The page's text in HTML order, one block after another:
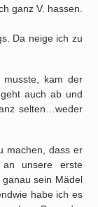
ganz V. hassen.
Da neige ich zu
kam der
auch ab und
selten…weder
machen, dass er
unsere erste
sein Mädel
habe ich es